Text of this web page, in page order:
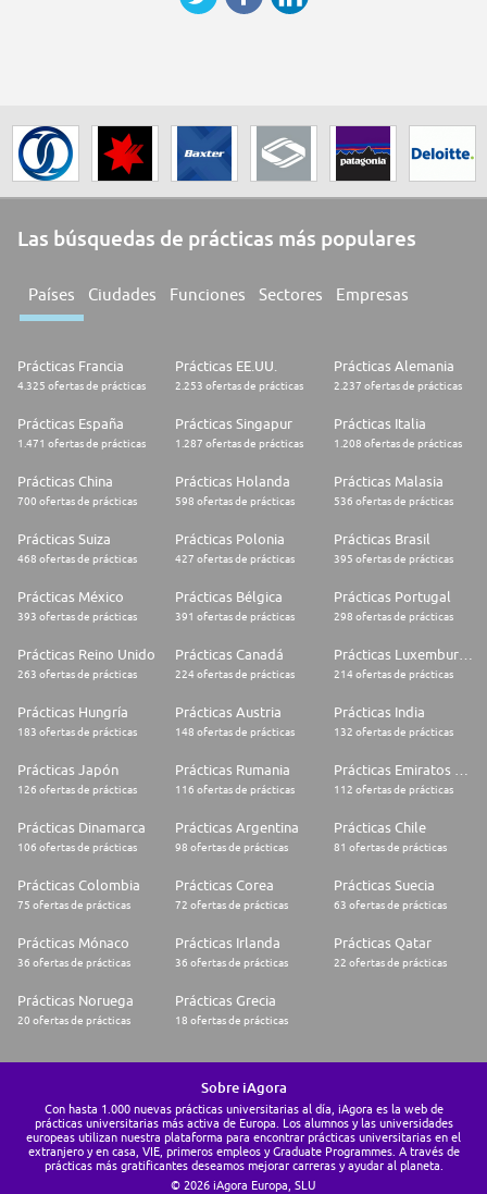
Las búsquedas de prácticas más populares
Países Ciudades Funciones Sectores Empresas
Prácticas Francia
4.325 ofertas de prácticas
Prácticas EE.UU.
2.253 ofertas de prácticas
Prácticas Alemania
2.237 ofertas de prácticas
Prácticas España
1.471 ofertas de prácticas
Prácticas Singapur
1.287 ofertas de prácticas
Prácticas Italia
1.208 ofertas de prácticas
Prácticas China
700 ofertas de prácticas
Prácticas Holanda
598 ofertas de prácticas
Prácticas Malasia
536 ofertas de prácticas
Prácticas Suiza
468 ofertas de prácticas
Prácticas Polonia
427 ofertas de prácticas
Prácticas Brasil
395 ofertas de prácticas
Prácticas México
393 ofertas de prácticas
Prácticas Bélgica
391 ofertas de prácticas
Prácticas Portugal
298 ofertas de prácticas
Prácticas Reino Unido
263 ofertas de prácticas
Prácticas Canadá
224 ofertas de prácticas
Prácticas Luxemburgo
214 ofertas de prácticas
Prácticas Hungría
183 ofertas de prácticas
Prácticas Austria
148 ofertas de prácticas
Prácticas India
132 ofertas de prácticas
Prácticas Japón
126 ofertas de prácticas
Prácticas Rumania
116 ofertas de prácticas 112 ofertas de prácticas
Prácticas Dinamarca
106 ofertas de prácticas
Prácticas Argentina
98 ofertas de prácticas
Prácticas Chile
81 ofertas de prácticas
Prácticas Colombia
75 ofertas de prácticas
Prácticas Corea
72 ofertas de prácticas
Prácticas Suecia
63 ofertas de prácticas
Prácticas Mónaco
36 ofertas de prácticas
Prácticas Irlanda
36 ofertas de prácticas
Prácticas Qatar
22 ofertas de prácticas
Prácticas Noruega
20 ofertas de prácticas
Prácticas Grecia
18 ofertas de prácticas
Sobre iAgora
Con hasta 1.000 nuevas prácticas universitarias al día, iAgora es la web de
prácticas universitarias más activa de Europa. Los alumnos y las universidades
europeas utilizan nuestra plataforma para encontrar prácticas universitarias en el
extranjero y en casa, VIE, primeros empleos y Graduate Programmes. A través de
prácticas más gratificantes deseamos mejorar carreras y ayudar al planeta.
© 2026 iAgora Europa, SLU